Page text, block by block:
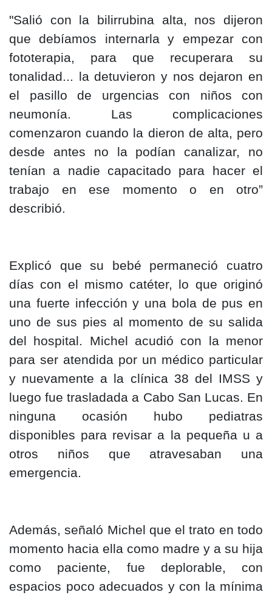
"Salió con la bilirrubina alta, nos dijeron
que debíamos internarla y empezar con
fototerapia, para que recuperara su
tonalidad... la detuvieron y nos dejaron en
el pasillo de urgencias con niños con
neumonía. Las complicaciones
comenzaron cuando la dieron de alta, pero
desde antes no la podían canalizar, no
tenían a nadie capacitado para hacer el
trabajo en ese momento o en otro”
describió.
Explicó que su bebé permaneció cuatro
días con el mismo catéter, lo que originó
una fuerte infección y una bola de pus en
uno de sus pies al momento de su salida
del hospital. Michel acudió con la menor
para ser atendida por un médico particular
y nuevamente a la clínica 38 del IMSS y
luego fue trasladada a Cabo San Lucas. En
ninguna ocasión hubo pediatras
disponibles para revisar a la pequeña u a
otros niños que atravesaban una
emergencia.
Además, señaló Michel que el trato en todo
momento hacia ella como madre y a su hija
como paciente, fue deplorable, con
espacios poco adecuados y con la mínima